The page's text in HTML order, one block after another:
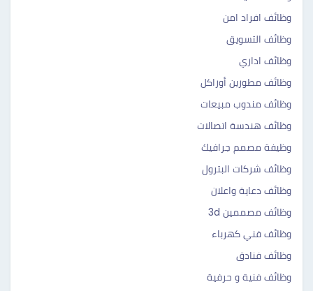
وظائف افراد امن
وظائف التسويق
وظائف اداري
وظائف مطورين أوراكل
وظائف مندوب مبيعات
وظائف هندسة اتصالات
وظيفة مصمم جرافيك
وظائف شركات البترول
وظائف دعاية واعلان
وظائف مصممين 3d
وظائف فني كهرباء
وظائف فنادق
وظائف فنية و حرفية